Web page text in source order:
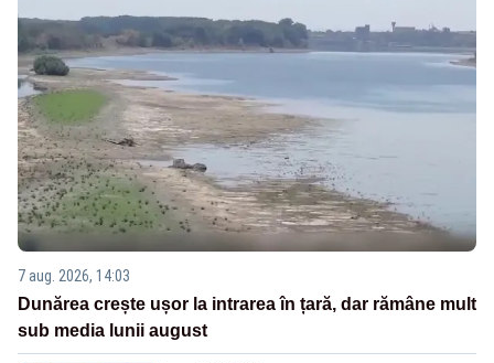
7 aug. 2026, 14:03
Dunărea crește ușor la intrarea în țară, dar rămâne mult
sub media lunii august